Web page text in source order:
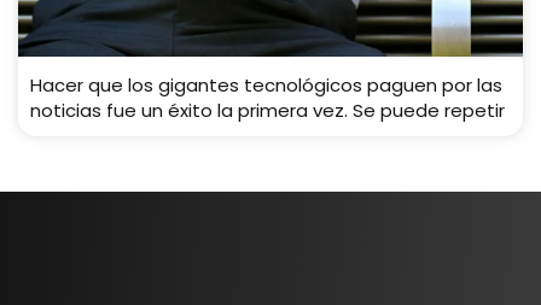
Hacer que los gigantes tecnológicos paguen por las
noticias fue un éxito la primera vez. Se puede repetir